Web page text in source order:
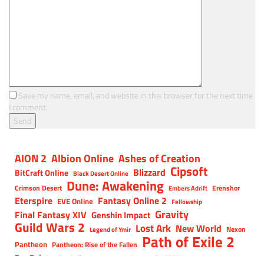
Save my name, email, and website in this browser for the next time
I comment.
AION 2 Albion Online Ashes of Creation
BitCraft Online Black Desert Online Blizzard Cipsoft
Crimson Desert Dune: Awakening Embers Adrift Erenshor
Eterspire EVE Online Fantasy Online 2 Fellowship
Final Fantasy XIV Genshin Impact Gravity
Guild Wars 2 Legend of Ymir Lost Ark New World Nexon
Pantheon Pantheon: Rise of the Fallen Path of Exile 2